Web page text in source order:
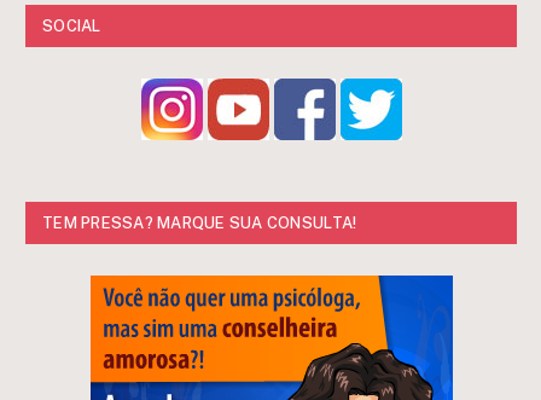
SOCIAL
TEM PRESSA? MARQUE SUA CONSULTA!